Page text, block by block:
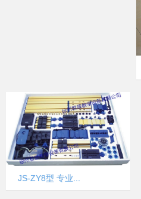
JS-ZY8型 专业...